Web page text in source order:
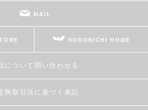
MAIL
HOBONICHI HOME
について問い合わせる
商取引法に基づく表記